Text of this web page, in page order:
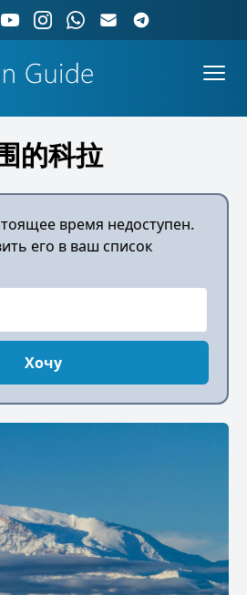
的科拉
время недоступен.
его в ваш список
Хочу